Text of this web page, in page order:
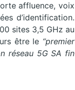
affluence, voix
d’identification.
sites 3,5 GHz au
être le “premier
réseau 5G SA fin